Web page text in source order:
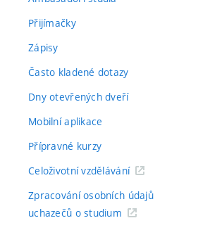
Přijímačky
Zápisy
Často kladené dotazy
Dny otevřených dveří
Mobilní aplikace
Přípravné kurzy
Celoživotní vzdělávání
Zpracování osobních údajů
uchazečů o studium